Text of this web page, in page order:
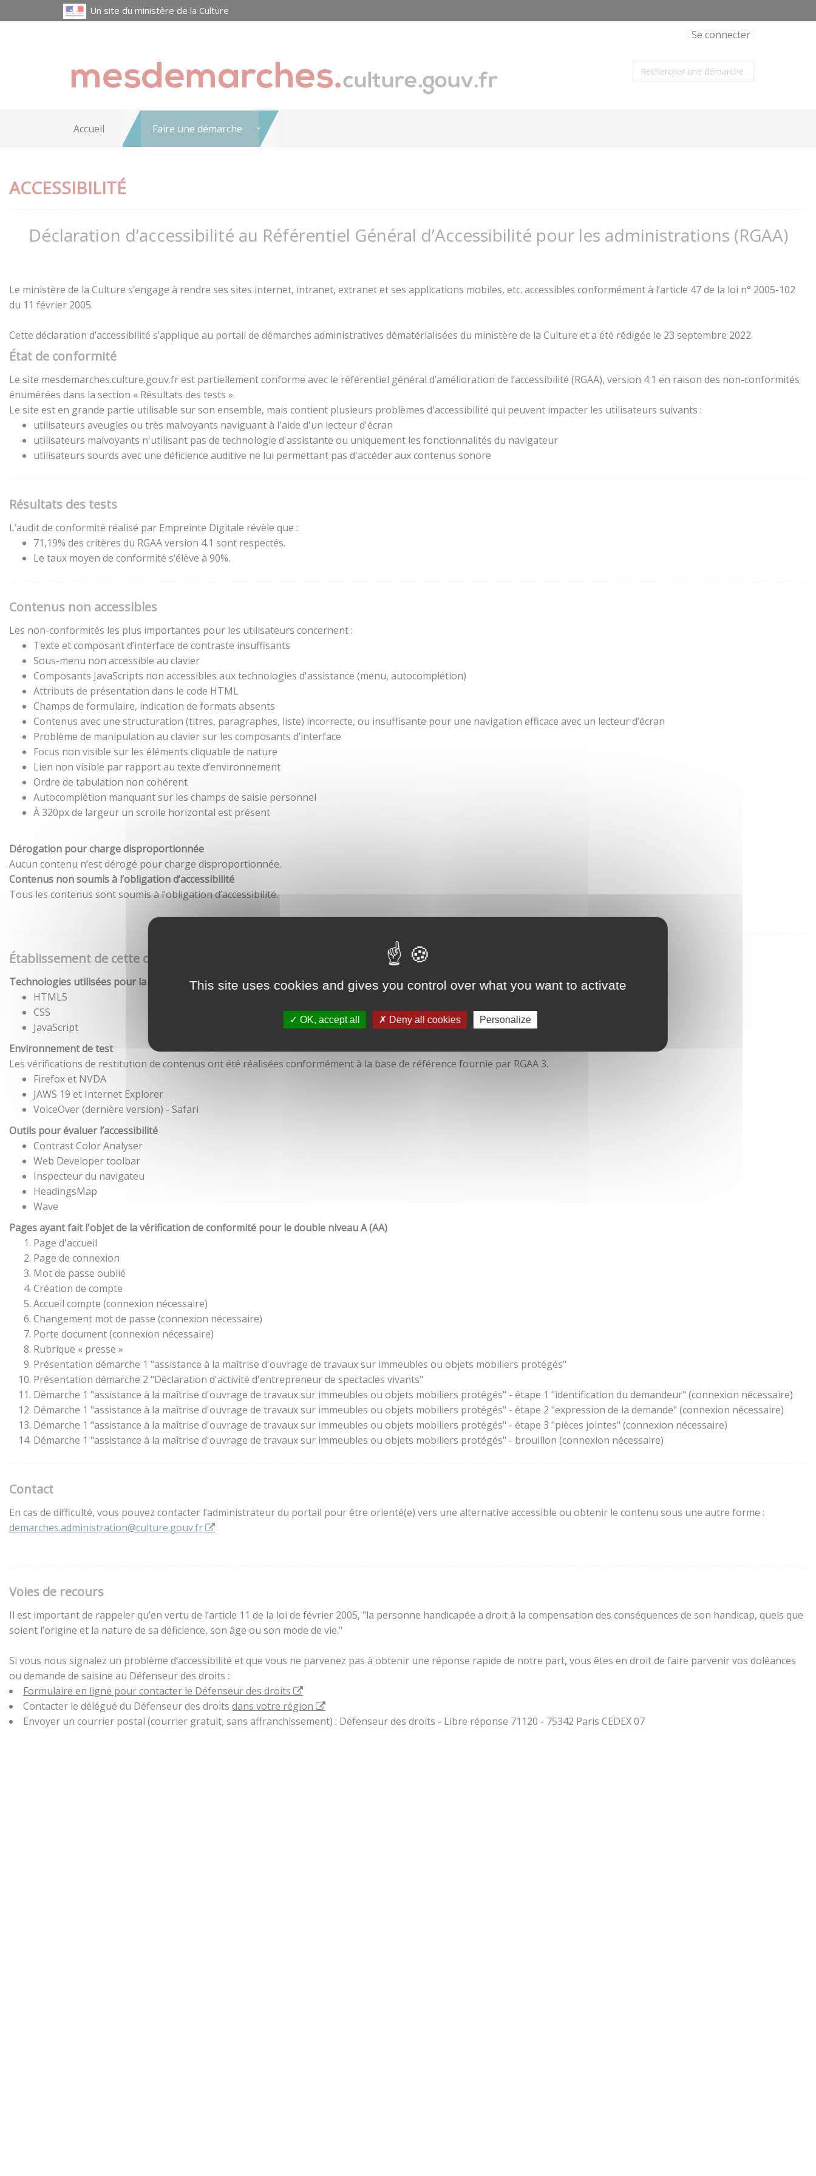
This site uses cookies and gives you control over what you want to activate
OK, accept all Deny all cookies Personalize
Un site du ministère de la Culture
Se connecter
Accueil Faire une démarche
ACCESSIBILITÉ
Déclaration d’accessibilité au Référentiel Général d’Accessibilité pour les administrations (RGAA)
Le ministère de la Culture s’engage à rendre ses sites internet, intranet, extranet et ses applications mobiles, etc. accessibles conformément à l’article 47 de la loi n° 2005-102
du 11 février 2005.
Cette déclaration d’accessibilité s’applique au portail de démarches administratives dématérialisées du ministère de la Culture et a été rédigée le 23 septembre 2022.
État de conformité
Le site mesdemarches.culture.gouv.fr est partiellement conforme avec le référentiel général d’amélioration de l’accessibilité (RGAA), version 4.1 en raison des non-conformités
énumérées dans la section « Résultats des tests ».
Le site est en grande partie utilisable sur son ensemble, mais contient plusieurs problèmes d'accessibilité qui peuvent impacter les utilisateurs suivants :
utilisateurs aveugles ou très malvoyants naviguant à l'aide d'un lecteur d'écran
utilisateurs malvoyants n'utilisant pas de technologie d'assistante ou uniquement les fonctionnalités du navigateur
utilisateurs sourds avec une déficience auditive ne lui permettant pas d'accéder aux contenus sonore
Résultats des tests
L’audit de conformité réalisé par Empreinte Digitale révèle que :
71,19% des critères du RGAA version 4.1 sont respectés.
Le taux moyen de conformité s’élève à 90%.
Contenus non accessibles
Les non-conformités les plus importantes pour les utilisateurs concernent :
Texte et composant d’interface de contraste insuffisants
Sous-menu non accessible au clavier
Composants JavaScripts non accessibles aux technologies d'assistance (menu, autocomplétion)
Attributs de présentation dans le code HTML
Champs de formulaire, indication de formats absents
Contenus avec une structuration (titres, paragraphes, liste) incorrecte, ou insuffisante pour une navigation efficace avec un lecteur d’écran
Problème de manipulation au clavier sur les composants d’interface
Focus non visible sur les éléments cliquable de nature
Lien non visible par rapport au texte d’environnement
Ordre de tabulation non cohérent
Autocomplétion manquant sur les champs de saisie personnel
À 320px de largeur un scrolle horizontal est présent
Dérogation pour charge disproportionnée
Aucun contenu n’est dérogé pour charge disproportionnée.
Contenus non soumis à l’obligation d’accessibilité
Tous les contenus sont soumis à l’obligation d’accessibilité.
Établissement de cette déclaration d'accessibilité
Technologies utilisées pour la réalisation du site
HTML5
CSS
JavaScript
Environnement de test
Les vérifications de restitution de contenus ont été réalisées conformément à la base de référence fournie par RGAA 3.
Firefox et NVDA
JAWS 19 et Internet Explorer
VoiceOver (dernière version) - Safari
Outils pour évaluer l’accessibilité
Contrast Color Analyser
Web Developer toolbar
Inspecteur du navigateu
HeadingsMap
Wave
Pages ayant fait l'objet de la vérification de conformité pour le double niveau A (AA)
Page d'accueil
Page de connexion
Mot de passe oublié
Création de compte
Accueil compte (connexion nécessaire)
Changement mot de passe (connexion nécessaire)
Porte document (connexion nécessaire)
Rubrique « presse »
Présentation démarche 1 "assistance à la maîtrise d'ouvrage de travaux sur immeubles ou objets mobiliers protégés"
Présentation démarche 2 "Déclaration d'activité d'entrepreneur de spectacles vivants"
Démarche 1 "assistance à la maîtrise d'ouvrage de travaux sur immeubles ou objets mobiliers protégés" - étape 1 "identification du demandeur" (connexion nécessaire)
Démarche 1 "assistance à la maîtrise d'ouvrage de travaux sur immeubles ou objets mobiliers protégés" - étape 2 "expression de la demande" (connexion nécessaire)
Démarche 1 "assistance à la maîtrise d'ouvrage de travaux sur immeubles ou objets mobiliers protégés" - étape 3 "pièces jointes" (connexion nécessaire)
Démarche 1 "assistance à la maîtrise d'ouvrage de travaux sur immeubles ou objets mobiliers protégés" - brouillon (connexion nécessaire)
Contact
En cas de difficulté, vous pouvez contacter l’administrateur du portail pour être orienté(e) vers une alternative accessible ou obtenir le contenu sous une autre forme :
demarches.administration@culture.gouv.fr
Voies de recours
Il est important de rappeler qu’en vertu de l’article 11 de la loi de février 2005, "la personne handicapée a droit à la compensation des conséquences de son handicap, quels que
soient l’origine et la nature de sa déficience, son âge ou son mode de vie."
Si vous nous signalez un problème d’accessibilité et que vous ne parvenez pas à obtenir une réponse rapide de notre part, vous êtes en droit de faire parvenir vos doléances
ou demande de saisine au Défenseur des droits :
Formulaire en ligne pour contacter le Défenseur des droits
Contacter le délégué du Défenseur des droits dans votre région
Envoyer un courrier postal (courrier gratuit, sans affranchissement) : Défenseur des droits - Libre réponse 71120 - 75342 Paris CEDEX 07